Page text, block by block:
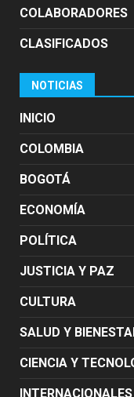
COLABORADORES
CLASIFICADOS
NOTICIAS
INICIO
COLOMBIA
BOGOTÁ
ECONOMÍA
POLÍTICA
JUSTICIA Y PAZ
CULTURA
SALUD Y
CIENCIA Y
INTERNACIONALES